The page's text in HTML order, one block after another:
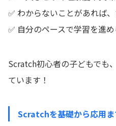
✅ わからないことがあれば
✅ 自分のペースで学習を進
Scratch初心者の子どもでも
ています！
Scratchを基礎から応用